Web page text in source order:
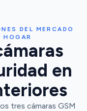
DEL MERCADO
HOGAR
en
tres cámaras GSM